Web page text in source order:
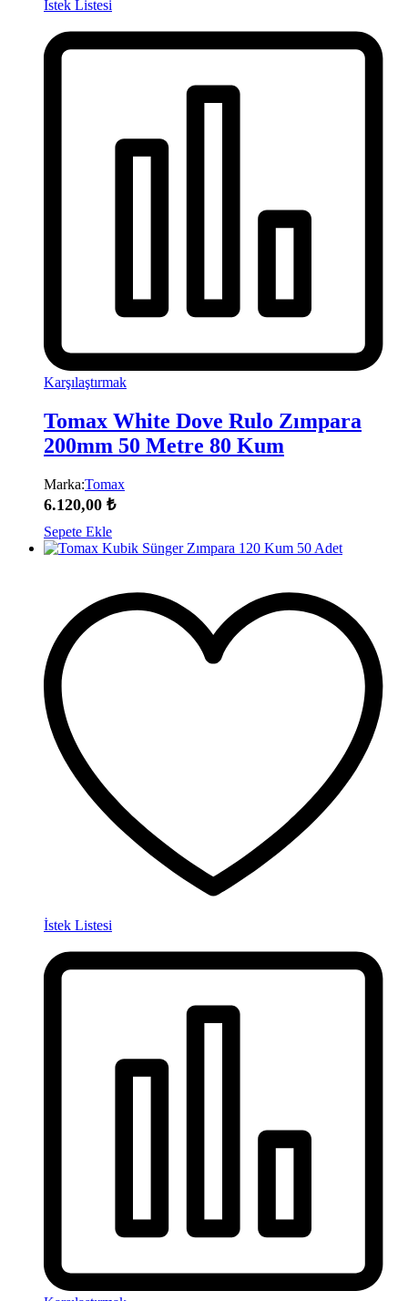
İstek Listesi
Karşılaştırmak
Tomax White Dove Rulo Zımpara
200mm 50 Metre 80 Kum
Marka:Tomax
6.120,00 ₺
Sepete Ekle
İstek Listesi